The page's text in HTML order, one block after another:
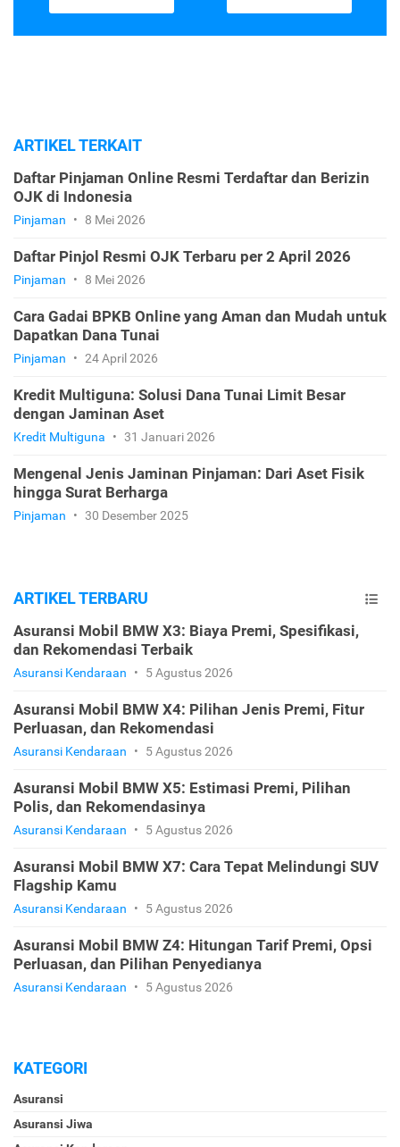
ARTIKEL TERKAIT
Daftar Pinjaman Online Resmi Terdaftar dan Berizin
OJK di Indonesia
Pinjaman • 8 Mei 2026
Daftar Pinjol Resmi OJK Terbaru per 2 April 2026
Pinjaman • 8 Mei 2026
Cara Gadai BPKB Online yang Aman dan Mudah untuk
Dapatkan Dana Tunai
Pinjaman • 24 April 2026
Kredit Multiguna: Solusi Dana Tunai Limit Besar
dengan Jaminan Aset
Kredit Multiguna • 31 Januari 2026
Mengenal Jenis Jaminan Pinjaman: Dari Aset Fisik
hingga Surat Berharga
Pinjaman • 30 Desember 2025
ARTIKEL TERBARU
Asuransi Mobil BMW X3: Biaya Premi, Spesifikasi,
dan Rekomendasi Terbaik
Asuransi Kendaraan • 5 Agustus 2026
Asuransi Mobil BMW X4: Pilihan Jenis Premi, Fitur
Perluasan, dan Rekomendasi
Asuransi Kendaraan • 5 Agustus 2026
Asuransi Mobil BMW X5: Estimasi Premi, Pilihan
Polis, dan Rekomendasinya
Asuransi Kendaraan • 5 Agustus 2026
Asuransi Mobil BMW X7: Cara Tepat Melindungi SUV
Flagship Kamu
Asuransi Kendaraan • 5 Agustus 2026
Asuransi Mobil BMW Z4: Hitungan Tarif Premi, Opsi
Perluasan, dan Pilihan Penyedianya
Asuransi Kendaraan • 5 Agustus 2026
KATEGORI
Asuransi
Asuransi Jiwa